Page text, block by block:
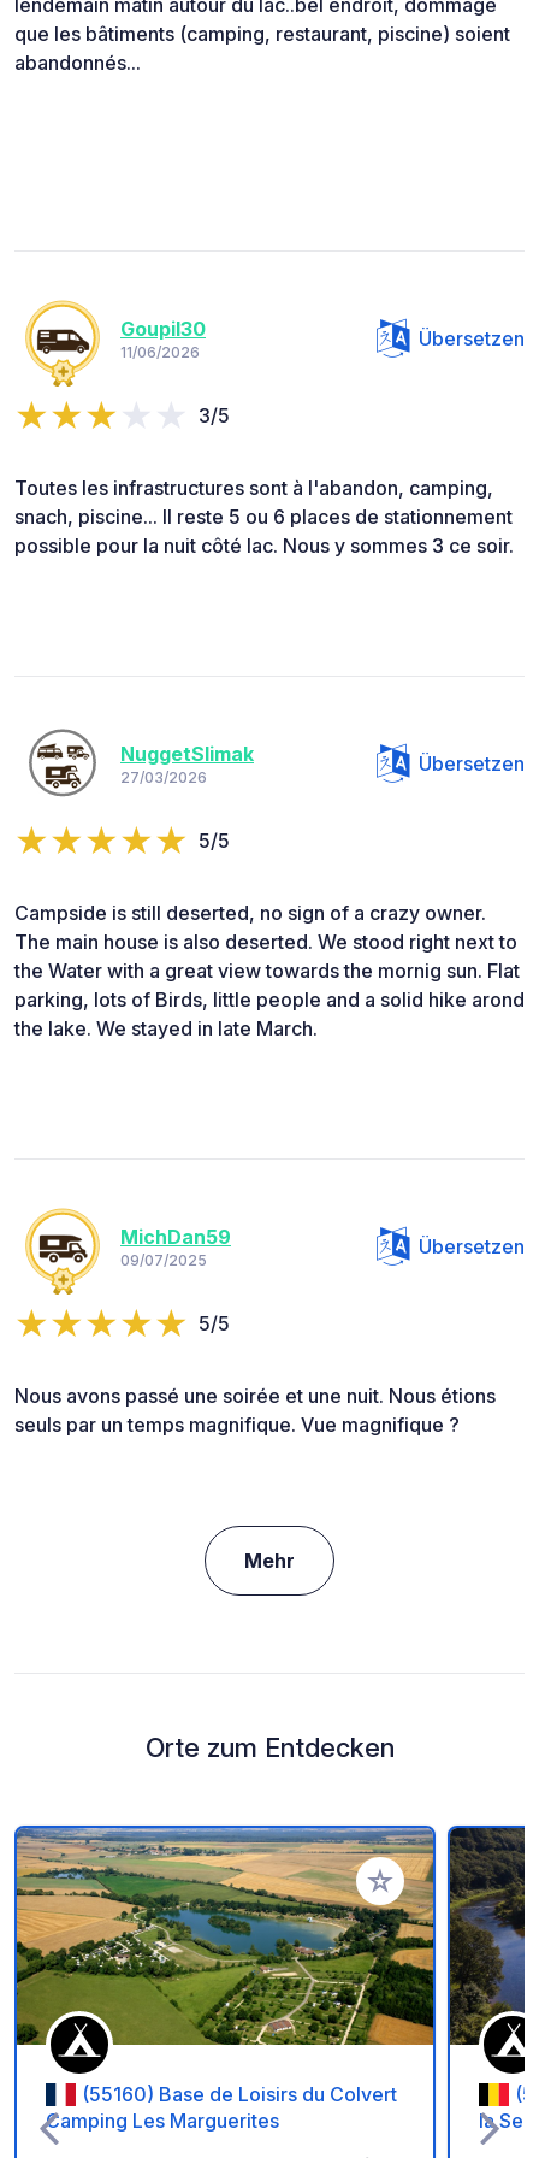
que les bâtiments (camping, restaurant, piscine) soient
abandonnés...
Goupil30
11/06/2026
Übersetzen
3/5
Toutes les infrastructures sont à l'abandon, camping,
snach, piscine... Il reste 5 ou 6 places de stationnement
possible pour la nuit côté lac. Nous y sommes 3 ce soir.
NuggetSlimak
27/03/2026
Übersetzen
5/5
Campside is still deserted, no sign of a crazy owner.
The main house is also deserted. We stood right next to
the Water with a great view towards the mornig sun. Flat
parking, lots of Birds, little people and a solid hike arond
the lake. We stayed in late March.
MichDan59
09/07/2025
Übersetzen
5/5
Nous avons passé une soirée et une nuit. Nous étions
seuls par un temps magnifique. Vue magnifique ?
Mehr
Orte zum Entdecken
Zu Ihren Favoriten
(55160) Base de Loisirs du Colvert
Camping Les Marguerites
la